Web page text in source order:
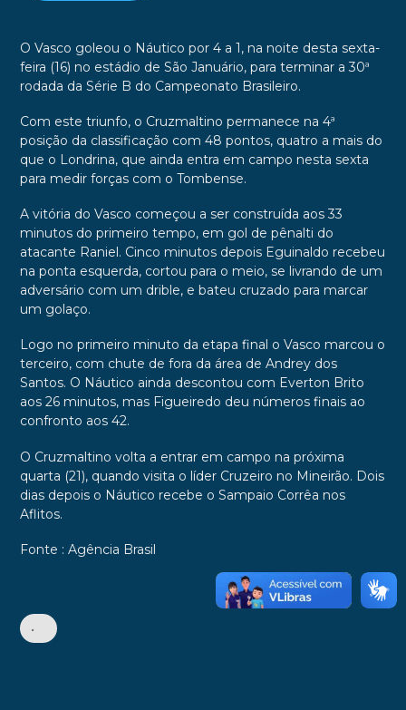
O Vasco goleou o Náutico por 4 a 1, na noite desta sexta-
feira (16) no estádio de São Januário, para terminar a 30ª
rodada da Série B do Campeonato Brasileiro.
Com este triunfo, o Cruzmaltino permanece na 4ª
posição da classificação com 48 pontos, quatro a mais do
que o Londrina, que ainda entra em campo nesta sexta
para medir forças com o Tombense.
A vitória do Vasco começou a ser construída aos 33
minutos do primeiro tempo, em gol de pênalti do
atacante Raniel. Cinco minutos depois Eguinaldo recebeu
na ponta esquerda, cortou para o meio, se livrando de um
adversário com um drible, e bateu cruzado para marcar
um golaço.
Logo no primeiro minuto da etapa final o Vasco marcou o
terceiro, com chute de fora da área de Andrey dos
Santos. O Náutico ainda descontou com Everton Brito
aos 26 minutos, mas Figueiredo deu números finais ao
confronto aos 42.
O Cruzmaltino volta a entrar em campo na próxima
quarta (21), quando visita o líder Cruzeiro no Mineirão. Dois
dias depois o Náutico recebe o Sampaio Corrêa nos
Aflitos.
Fonte : Agência Brasil
•